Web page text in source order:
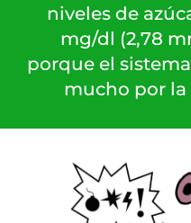
niveles de
mg/dl (2,78
porque el
mucho por la